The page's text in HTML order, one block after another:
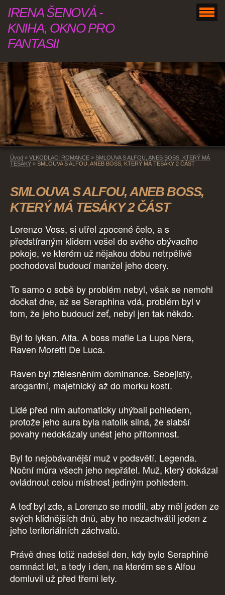
IRENA ŠENOVÁ -
KNIHA, OKNO PRO
FANTASII
Úvod » VLKODLACI ROMANCE » SMLOUVA S ALFOU, ANEB BOSS, KTERÝ MÁ
TESÁKY » SMLOUVA S ALFOU, ANEB BOSS, KTERÝ MÁ TESÁKY 2 ČÁST
SMLOUVA S ALFOU, ANEB BOSS,
KTERÝ MÁ TESÁKY 2 ČÁST
Lorenzo Voss, si utřel zpocené čelo, a s
předstíraným klidem vešel do svého obývacího
pokoje, ve kterém už nějakou dobu netrpělivě
pochodoval budoucí manžel jeho dcery.
To samo o sobě by problém nebyl, však se nemohl
dočkat dne, až se Seraphina vdá, problém byl v
tom, že jeho budoucí zeť, nebyl jen tak někdo.
Byl to lykan. Alfa. A boss mafie La Lupa Nera,
Raven Moretti De Luca.
Raven byl ztělesněním dominance. Sebejistý,
arogantní, majetnický až do morku kostí.
Lidé před ním automaticky uhýbali pohledem,
protože jeho aura byla natolik silná, že slabší
povahy nedokázaly unést jeho přítomnost.
Byl to nejobávanější muž v podsvětí. Legenda.
Noční můra všech jeho nepřátel. Muž, který dokázal
ovládnout celou místnost jediným pohledem.
A teď byl zde, a Lorenzo se modlil, aby měl jeden ze
svých klidnějších dnů, aby ho nezachvátil jeden z
jeho teritoriálních záchvatů.
Právě dnes totiž nadešel den, kdy bylo Seraphině
osmnáct let, a tedy i den, na kterém se s Alfou
domluvil už před třemi lety.